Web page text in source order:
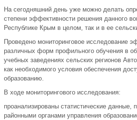
На сегодняшний день уже можно делать
степени эффективности решения данного
Республике Крым в целом, так и в ее
Проведено мониторинговое исследование
различных форм профильного обучения в
учебных заведениях сельских регионов
как необходимого условия обеспечения
образованию.
В ходе мониторингового исследования:
проанализированы статистические данные,
районными органами управления